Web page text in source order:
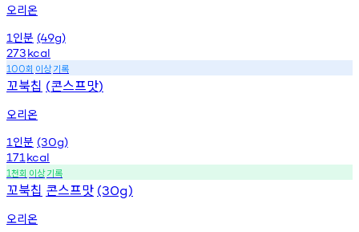
오리온
1 인분 (49g)
273kcal
100회 이상기록
꼬북칩 (콘스프맛)
오리온
1 인분 (30g)
171 kcal
1천회 이상기록
꼬북칩 콘스프맛 (30g)
오리온